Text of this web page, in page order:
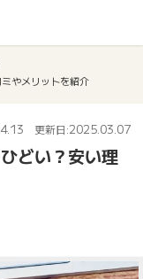
やメリットを紹介
更新日:2025.03.07
どい？安い理